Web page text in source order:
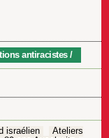
antiracistes
israélien
Ateliers